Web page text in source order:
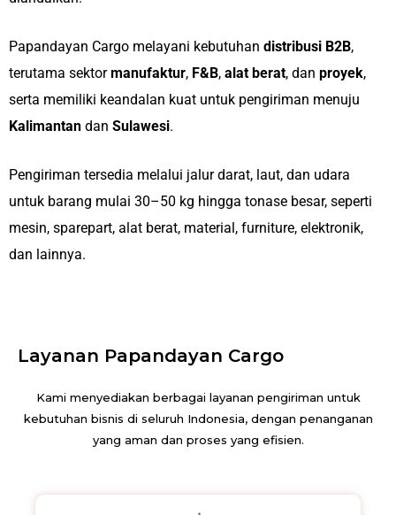
Papandayan Cargo melayani kebutuhan distribusi B2B,
terutama sektormanufaktur, F&B, alat berat, dan proyek,
serta memiliki keandalan kuat untuk pengiriman menuju
Kalimantan dan Sulawesi.
Pengiriman tersedia melalui jalur darat, laut, dan udara
untuk barang mulai 30–50 kg hingga tonase besar, seperti
mesin, sparepart, alat berat, material, furniture, elektronik,
dan lainnya.
Layanan Papandayan Cargo
Kami menyediakan berbagai layanan pengiriman untuk
kebutuhan bisnis di seluruh Indonesia, dengan penanganan
yang aman dan proses yang efisien.